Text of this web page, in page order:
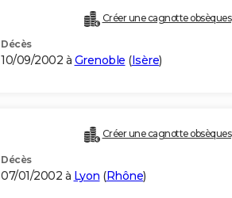
Créer une cagnotte obsèques
Décès
10/09/2002 à Grenoble (Isère)
Créer une cagnotte obsèques
Décès
07/01/2002 à Lyon (Rhône)